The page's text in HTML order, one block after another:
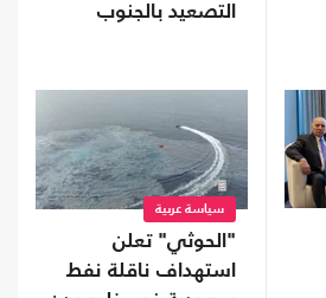
التصعيد بالجنوب
سياسة عربية
"الحوثي" تعلن
استهداف ناقلة نفط